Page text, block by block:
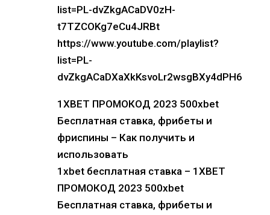
list=PL-dvZkgACaDV0zH-
t7TZCOKg7eCu4JRBt
https://www.youtube.com/playlist?
list=PL-
dvZkgACaDXaXkKsvoLr2wsgBXy4dPH6
1XBET ПРОМОКОД 2023 500xbet
Бесплатная ставка, фрибеты и
фриспины – Как получить и
использовать
1xbet бесплатная ставка – 1XBET
ПРОМОКОД 2023 500xbet
Бесплатная ставка, фрибеты и